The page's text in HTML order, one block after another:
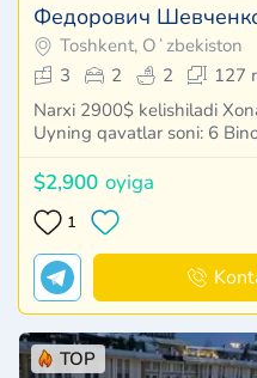
Федорович
Toshkent, Oʻzbekiston
3
2 2 127
Narxi 2900$ kelishiladi
Uyning qavatlar soni: 6
$2,900 oyiga
1
TOP